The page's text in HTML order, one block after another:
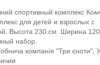
спортивный комплекс
для детей и взрослых с
Высота 230 см. Ширина
набор.
компанія "Три єноти",